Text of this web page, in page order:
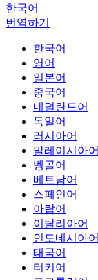
한국어
번역하기
한국어
영어
일본어
중국어
네덜란드어
독일어
러시아어
말레이시아어
벵골어
베트남어
스페인어
아랍어
이탈리아어
인도네시아어
태국어
터키어